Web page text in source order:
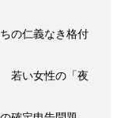
の仁義なき格付
若い女性の「夜